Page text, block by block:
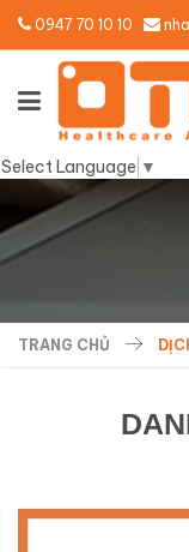
0947 70 10 10
Select Language ▼
TRANG CHỦ